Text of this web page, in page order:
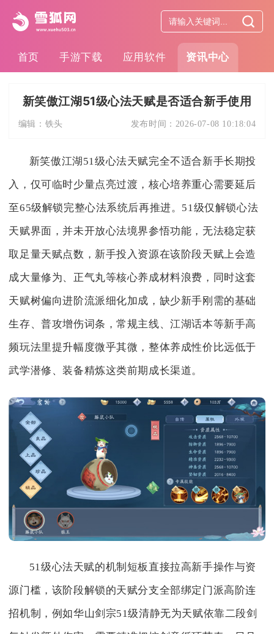
首页 手游下载 应用软件 资讯中心
新笑傲江湖51级心法天赋是否适合新手使用
编辑： 铁头 发布时间： 2026-07-08 10:18:04
新笑傲江湖51级心法天赋完全不适合新手长期投
入，仅可临时少量点亮过渡，核心培养重心需要延后
至65级解锁完整心法系统后再推进。51级仅解锁心法
天赋界面，并未开放心法境界参悟功能，无法稳定获
取足量天赋点数，新手投入资源在该阶段天赋上会造
成大量修为、正气丸等核心养成材料浪费，同时这套
天赋树偏向进阶流派细化加成，缺少新手刚需的基础
生存、普攻增伤词条，常规主线、江湖话本等新手高
频玩法里提升幅度微乎其微，整体养成性价比远低于
武学潜修、装备精炼这类前期成长渠道。
51级心法天赋的机制短板直接拉高新手操作与资
源门槛，该阶段解锁的天赋分支全部绑定门派高阶连
招机制，例如华山剑宗51级清静无为天赋依靠二段剑